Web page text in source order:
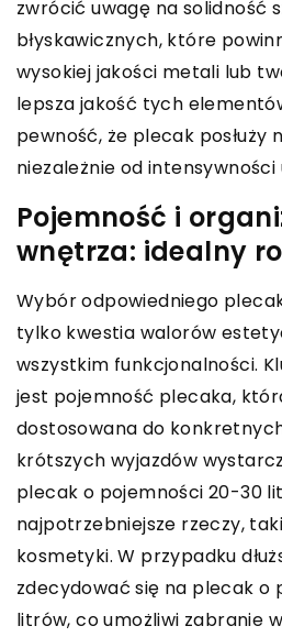
zwrócić uwagę na solidność
błyskawicznych, które
wysokiej jakości metali lub
lepsza jakość tych
pewność, że plecak posłuży
niezależnie od intensywności
Pojemność i
wnętrza: idealny
Wybór odpowiedniego
tylko kwestia walorów
wszystkim funkcjonalności.
jest pojemność plecaka,
dostosowana do
krótszych wyjazdów
plecak o pojemności 20-30
najpotrzebniejsze rzeczy,
kosmetyki. W przypadku
zdecydować się na plecak o
litrów, co umożliwi zabranie